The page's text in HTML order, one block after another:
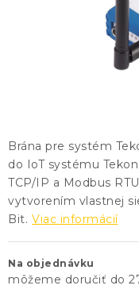
Obchodné
Brána pre systém
do IoT systému
TCP/IP a Modbus
vytvorením vlastnej
Bit. Viac informácií
Na objednávku